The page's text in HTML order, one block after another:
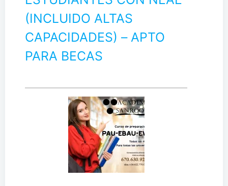
(INCLUIDO ALTAS
CAPACIDADES) – APTO
PARA BECAS